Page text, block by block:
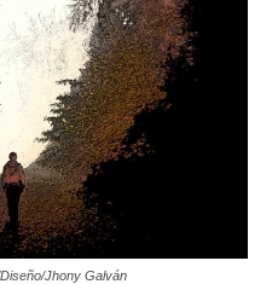
Jhony Galván